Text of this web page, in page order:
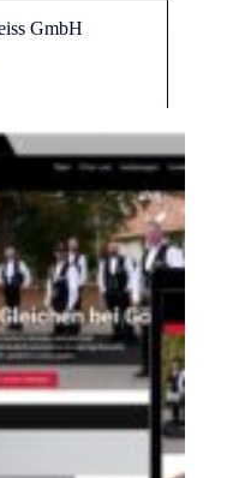
GmbH